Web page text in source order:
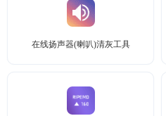
在线扬声器(喇叭)清灰工具